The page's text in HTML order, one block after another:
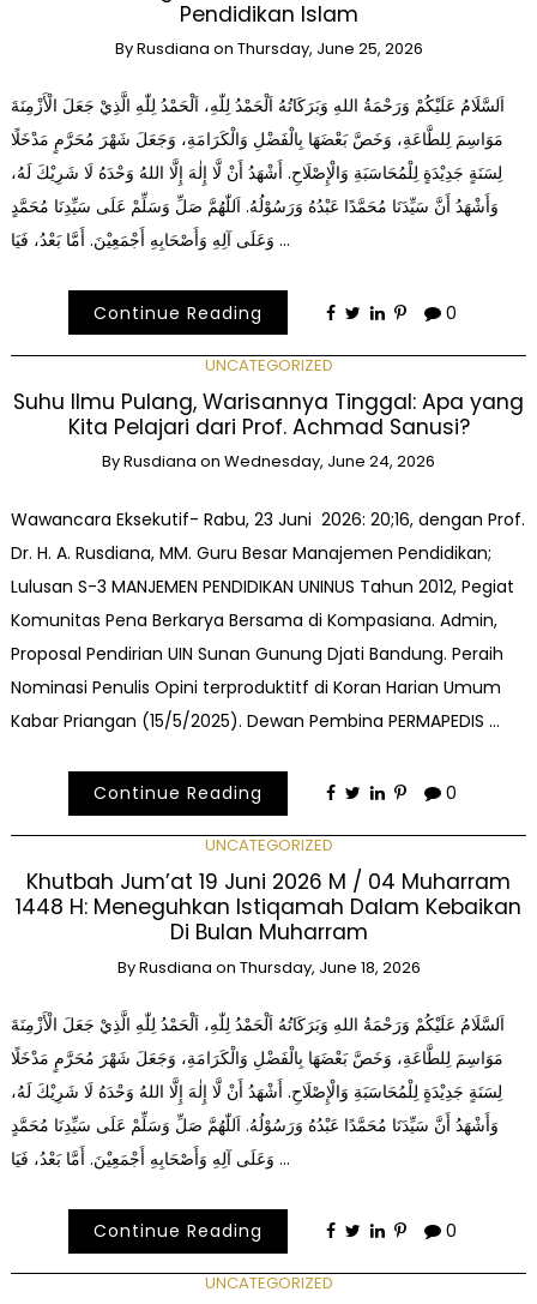
Pendidikan Islam
ByRusdiana on Thursday, June 25, 2026
اَلسَّلَامُ عَلَيْكُمْ وَرَحْمَةُ اللهِ وَبَرَكَاتُهُ اَلْحَمْدُ لِلّٰهِ، اَلْحَمْدُ لِلّٰهِ الَّذِيْ جَعَلَ الْأَزْمِنَةَ
مَوَاسِمَ لِلطَّاعَةِ، وَخَصَّ بَعْضَهَا بِالْفَضْلِ وَالْكَرَامَةِ، وَجَعَلَ شَهْرَ مُحَرَّمٍ مَدْخَلًا
لِسَنَةٍ جَدِيْدَةٍ لِلْمُحَاسَبَةِ وَالْإِصْلَاحِ. أَشْهَدُ أَنْ لَّا إِلٰهَ إِلَّا اللهُ وَحْدَهُ لَا شَرِيْكَ لَهُ،
وَأَشْهَدُ أَنَّ سَيِّدَنَا مُحَمَّدًا عَبْدُهُ وَرَسُوْلُهُ. اَللّٰهُمَّ صَلِّ وَسَلِّمْ عَلَى سَيِّدِنَا مُحَمَّدٍ
وَعَلَى آلِهِ وَأَصْحَابِهِ أَجْمَعِيْنَ. أَمَّا بَعْدُ، فَيَا …
Continue Reading 0
UNCATEGORIZED
Suhu Ilmu Pulang, Warisannya Tinggal: Apa yang
Kita Pelajari dari Prof. Achmad Sanusi?
ByRusdiana on Wednesday, June 24, 2026
Wawancara Eksekutif- Rabu, 23 Juni 2026: 20;16, dengan Prof.
Dr. H. A. Rusdiana, MM. Guru Besar Manajemen Pendidikan;
Lulusan S-3 MANJEMEN PENDIDIKAN UNINUS Tahun 2012, Pegiat
Komunitas Pena Berkarya Bersama di Kompasiana. Admin,
Proposal Pendirian UIN Sunan Gunung Djati Bandung. Peraih
Nominasi Penulis Opini terproduktitf di Koran Harian Umum
Kabar Priangan (15/5/2025). Dewan Pembina PERMAPEDIS …
Continue Reading 0
UNCATEGORIZED
Khutbah Jum’at 19 Juni 2026 M / 04 Muharram
1448 H: Meneguhkan Istiqamah Dalam Kebaikan
Di Bulan Muharram
ByRusdiana on Thursday, June 18, 2026
اَلسَّلَامُ عَلَيْكُمْ وَرَحْمَةُ اللهِ وَبَرَكَاتُهُ اَلْحَمْدُ لِلّٰهِ، اَلْحَمْدُ لِلّٰهِ الَّذِيْ جَعَلَ الْأَزْمِنَةَ
مَوَاسِمَ لِلطَّاعَةِ، وَخَصَّ بَعْضَهَا بِالْفَضْلِ وَالْكَرَامَةِ، وَجَعَلَ شَهْرَ مُحَرَّمٍ مَدْخَلًا
لِسَنَةٍ جَدِيْدَةٍ لِلْمُحَاسَبَةِ وَالْإِصْلَاحِ. أَشْهَدُ أَنْ لَّا إِلٰهَ إِلَّا اللهُ وَحْدَهُ لَا شَرِيْكَ لَهُ،
وَأَشْهَدُ أَنَّ سَيِّدَنَا مُحَمَّدًا عَبْدُهُ وَرَسُوْلُهُ. اَللّٰهُمَّ صَلِّ وَسَلِّمْ عَلَى سَيِّدِنَا مُحَمَّدٍ
وَعَلَى آلِهِ وَأَصْحَابِهِ أَجْمَعِيْنَ. أَمَّا بَعْدُ، فَيَا …
Continue Reading 0
UNCATEGORIZED